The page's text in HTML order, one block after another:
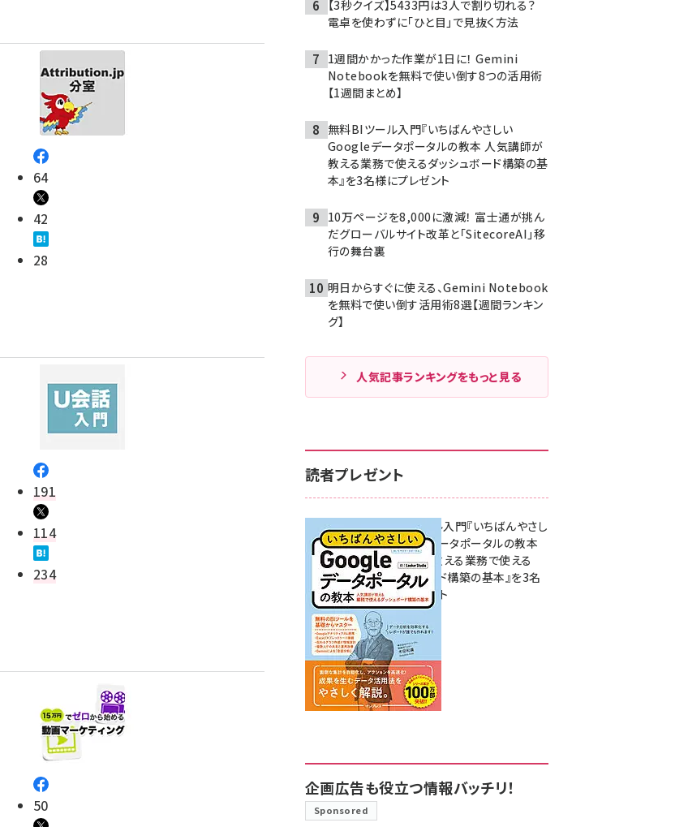
64
42
28
191
114
234
50
【3秒クイズ】5433円は3人で割り切れる？
電卓を使わずに「ひと目」で見抜く方法
1週間かかった作業が1日に！ Gemini
Notebookを無料で使い倒す8つの活用術
【1週間まとめ】
無料BIツール入門『いちばんやさしい
Googleデータポータルの教本 人気講師が
教える業務で使えるダッシュボード構築の基
本』を3名様にプレゼント
10万ページを8,000に激減！ 富士通が挑ん
だグローバルサイト改革と「SitecoreAI」移
行の舞台裏
明日からすぐに使える、Gemini Notebook
を無料で使い倒す活用術8選【週間ランキン
グ】
人気記事ランキングをもっと見る
読者プレゼント
無料BIツール入門『いちばんやさし
いGoogleデータポータルの教本
人気講師が教える業務で使える
ダッシュボード構築の基本』を3名
様にプレゼント
7月31日 10:00
企画広告も役立つ情報バッチリ！
Sponsored